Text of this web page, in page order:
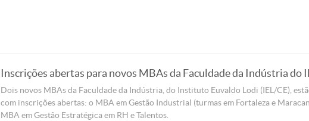
Inscrições abertas para novos MBAs da Faculdade da Indústria do
Dois novos MBAs da Faculdade da Indústria, do Instituto Euvaldo Lodi (IEL/CE),
com inscrições abertas: o MBA em Gestão Industrial (turmas em Fortaleza e
MBA em Gestão Estratégica em RH e Talentos.